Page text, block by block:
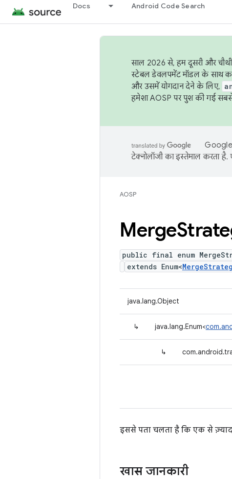
Docs Android Code Search
साल 2026 से, हम दूसरी और
स्टेबल डेवलपमेंट मॉडल के साथ
और उसमें योगदान देने के लिए,
हमेशा AOSP पर पुश की गई
टेक्नोलॉजी का इस्तेमाल करता
AOSP
Merge
public final enum
extends Enum<
java.lang.Object
↳ java.lang.Enum<
↳
इससे पता चलता है कि एक से
खास जानकारी